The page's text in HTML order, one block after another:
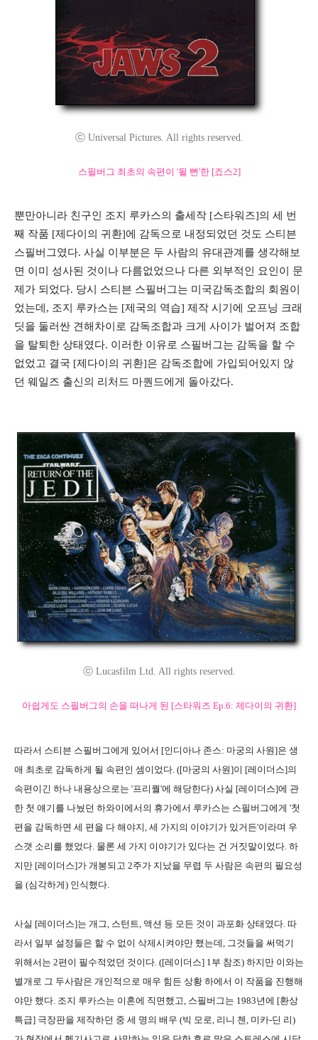
ⓒ Universal Pictures. All rights reserved.
스필버그 최초의 속편이 '될 뻔'한 [죠스2]
뿐만아니라 친구인 조지 루카스의 출세작 [스타워즈]의 세 번
째 작품 [제다이의 귀환]에 감독으로 내정되었던 것도 스티븐
스필버그였다. 사실 이부분은 두 사람의 유대관계를 생각해보
면 이미 성사된 것이나 다름없었으나 다른 외부적인 요인이 문
제가 되었다. 당시 스티븐 스필버그는 미국감독조합의 회원이
었는데, 조지 루카스는 [제국의 역습] 제작 시기에 오프닝 크래
딧을 둘러싼 견해차이로 감독조합과 크게 사이가 벌어져 조합
을 탈퇴한 상태였다. 이러한 이유로 스필버그는 감독을 할 수
없었고 결국 [제다이의 귀환]은 감독조합에 가입되어있지 않
던 웨일즈 출신의 리처드 마퀀드에게 돌아갔다.
ⓒ Lucasfilm Ltd. All rights reserved.
아쉽게도 스필버그의 손을 떠나게 된 [스타워즈 Ep.6: 제다이의 귀환]
따라서 스티븐 스필버그에게 있어서 [인디아나 존스: 마궁의 사원]은 생
애 최초로 감독하게 될 속편인 셈이었다. ([마궁의 사원]이 [레이더스]의
속편이긴 하나 내용상으로는 '프리퀄'에 해당한다) 사실 [레이더스]에 관
한 첫 얘기를 나눴던 하와이에서의 휴가에서 루카스는 스필버그에게 '첫
편을 감독하면 세 편을 다 해야지, 세 가지의 이야기가 있거든'이라며 우
스갯 소리를 했었다. 물론 세 가지 이야기가 있다는 건 거짓말이었다. 하
지만 [레이더스]가 개봉되고 2주가 지났을 무렵 두 사람은 속편의 필요성
을 (심각하게) 인식했다.
사실 [레이더스]는 개그, 스턴트, 액션 등 모든 것이 과포화 상태였다. 따
라서 일부 설정들은 할 수 없이 삭제시켜야만 했는데, 그것들을 써먹기
위해서는 2편이 필수적었던 것이다. ([레이더스] 1부 참조) 하지만 이와는
별개로 그 두사람은 개인적으로 매우 힘든 상황 하에서 이 작품을 진행해
야만 했다. 조지 루카스는 이혼에 직면했고, 스필버그는 1983년에 [환상
특급] 극장판을 제작하던 중 세 명의 배우 (빅 모로, 리니 첸, 미카-딘 리)